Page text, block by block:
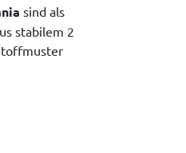
sind als
stabilem 2